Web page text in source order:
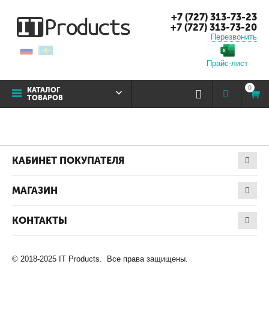
+7 (727) 313-73-23
+7 (727) 313-73-20
Перезвонить
Прайс-лист
КАТАЛОГ
ТОВАРОВ
0
КАБИНЕТ ПОКУПАТЕЛЯ
МАГАЗИН
КОНТАКТЫ
© 2018-2025 IT Products. Все права защищены.